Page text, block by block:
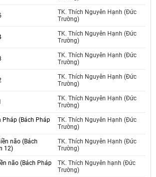
TK. Thích Nguyên Hạnh (Đức
Trường)
TK. Thích Nguyên Hạnh (Đức
Trường)
TK. Thích Nguyên Hạnh (Đức
Trường)
TK. Thích Nguyên Hạnh (Đức
Trường)
TK. Thích Nguyên Hạnh (Đức
Trường)
Pháp (Bách Pháp
TK. Thích Nguyên Hạnh (Đức
Trường)
não (Bách
12)
TK. Thích Nguyên Hạnh (Đức
Trường)
não (Bách Pháp
TK. Thích Nguyên hạnh (Đức
Trường)